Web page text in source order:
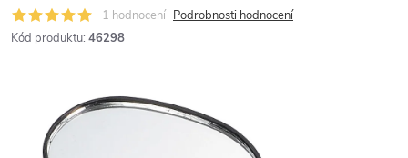
1 hodnocení Podrobnosti hodnocení
Kód produktu: 46298